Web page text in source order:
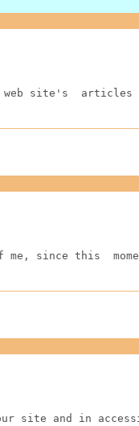
site's  articles
since this
site and in